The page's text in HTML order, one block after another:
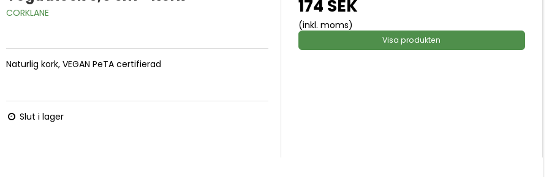
CORKLANE
Naturlig kork, VEGAN PeTA certifierad
Slut i lager
174 SEK
(inkl. moms)
Visa produkten